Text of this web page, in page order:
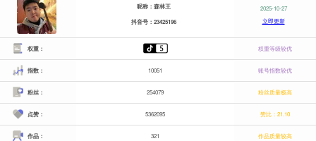
昵称：森林王
抖音号：23425196
2025-10-27
立即更新
权重： 权重等级较优
指数： 10051 账号指数较优
粉丝： 254079 粉丝质量极高
点赞： 5362095 赞比：21.10
作品： 321 作品质量较高